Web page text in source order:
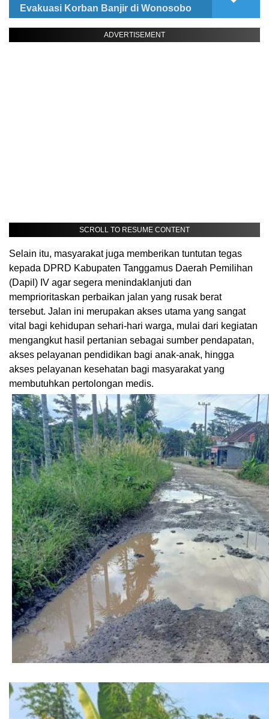
Evakuasi Korban Banjir di Wonosobo
ADVERTISEMENT
SCROLL TO RESUME CONTENT
Selain itu, masyarakat juga memberikan tuntutan tegas
kepada DPRD Kabupaten Tanggamus Daerah Pemilihan
(Dapil) IV agar segera menindaklanjuti dan
memprioritaskan perbaikan jalan yang rusak berat
tersebut. Jalan ini merupakan akses utama yang sangat
vital bagi kehidupan sehari-hari warga, mulai dari kegiatan
mengangkut hasil pertanian sebagai sumber pendapatan,
akses pelayanan pendidikan bagi anak-anak, hingga
akses pelayanan kesehatan bagi masyarakat yang
membutuhkan pertolongan medis.